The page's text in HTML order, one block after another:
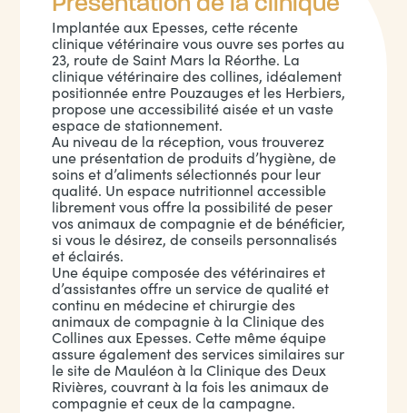
Implantée aux Epesses, cette récente
clinique vétérinaire vous ouvre ses portes au
23, route de Saint Mars la Réorthe. La
clinique vétérinaire des collines, idéalement
positionnée entre Pouzauges et les Herbiers,
propose une accessibilité aisée et un vaste
espace de stationnement.
Au niveau de la réception, vous trouverez
une présentation de produits d’hygiène, de
soins et d’aliments sélectionnés pour leur
qualité. Un espace nutritionnel accessible
librement vous offre la possibilité de peser
vos animaux de compagnie et de bénéficier,
si vous le désirez, de conseils personnalisés
et éclairés.
Une équipe composée des vétérinaires et
d’assistantes offre un service de qualité et
continu en médecine et chirurgie des
animaux de compagnie à la Clinique des
Collines aux Epesses. Cette même équipe
assure également des services similaires sur
le site de Mauléon à la Clinique des Deux
Rivières, couvrant à la fois les animaux de
compagnie et ceux de la campagne.